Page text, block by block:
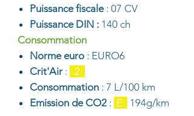
Puissance fiscale : 07 CV
Puissance DIN : 140 ch
Consommation
Norme euro : EURO6
Crit'Air :
2
Consommation : 7 L/100 km
Emission de CO2 : E 194g/km